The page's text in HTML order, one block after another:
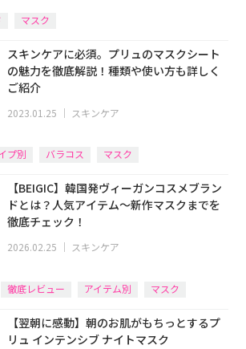
マスク
スキンケアに必須。プリュのマスクシート
の魅力を徹底解説！種類や使い方も詳しく
ご紹介
2023.01.25 ｜ スキンケア
プ別 バラコス マスク
【BEIGIC】韓国発ヴィーガンコスメブラン
ドとは？人気アイテム〜新作マスクまでを
徹底チェック！
2026.02.25 スキンケア
徹底レビュー アイテム別 マスク
【翌朝に感動】朝のお肌がもちっとするプ
リュ インテンシブ ナイトマスク